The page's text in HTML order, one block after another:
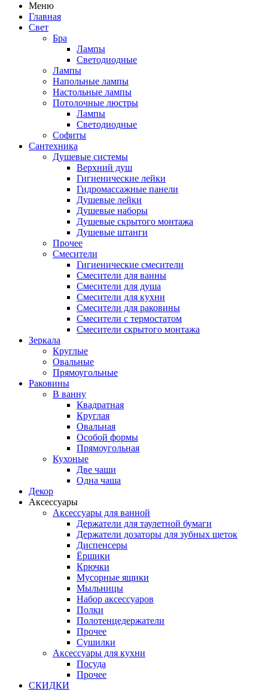
Меню
Главная
Свет
Бра
Лампы
Светодиодные
Лампы
Напольные лампы
Настольные лампы
Потолочные люстры
Лампы
Светодиодные
Софиты
Сантехника
Душевые системы
Верхний душ
Гигиенические лейки
Гидромассажные панели
Душевые лейки
Душевые наборы
Душевые скрытого монтажа
Душевые штанги
Прочее
Смесители
Гигиенические смесители
Смесители для ванны
Смесители для душа
Смесители для кухни
Смесители для раковины
Смесители с термостатом
Смесители скрытого монтажа
Зеркала
Круглые
Овальные
Прямоугольные
Раковины
В ванну
Квадратная
Круглая
Овальная
Особой формы
Прямоугольная
Кухоные
Две чаши
Одна чаша
Декор
Аксессуары
Аксессуары для ванной
Держатели для таулетной бумаги
Держатели дозаторы для зубных щеток
Диспенсеры
Ёршики
Крючки
Мусорные ящики
Мыльницы
Набор аксессуаров
Полки
Полотенцедержатели
Прочее
Сушилки
Аксессуары для кухни
Посуда
Прочее
СКИДКИ